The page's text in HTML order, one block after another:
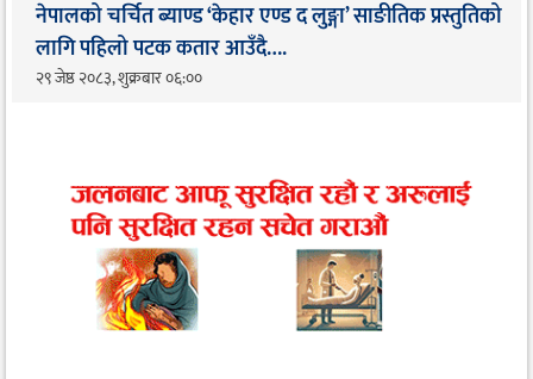
नेपालको चर्चित ब्याण्ड ‘केहार एण्ड द लुङ्गा’ साङीतिक प्रस्तुतिको
लागि पहिलो पटक कतार आउँदै…. ​
२९ जेष्ठ २०८३, शुक्रबार ०६:००